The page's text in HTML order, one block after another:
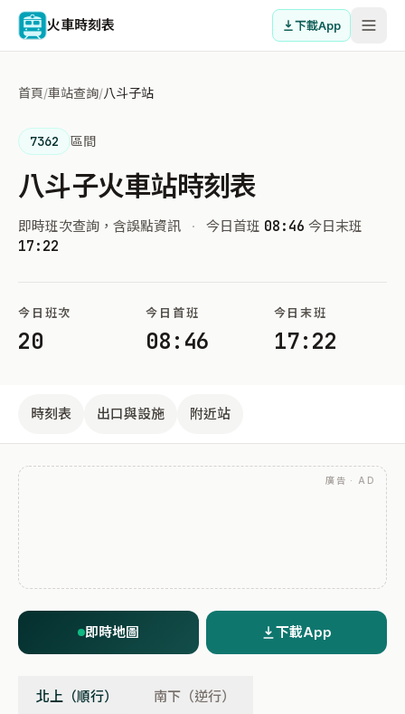
火車時刻表 下載App
首頁/車站查詢/八斗子站
7362 區間
八斗子火車站時刻表
即時班次查詢，含誤點資訊 · 今日首班 08:46 今日末班
17:22
今日班次
20
今日首班
08:46
今日末班
17:22
時刻表 出口與設施 附近站
廣告 · AD
即時地圖 下載App
北上（順行） 南下（逆行）